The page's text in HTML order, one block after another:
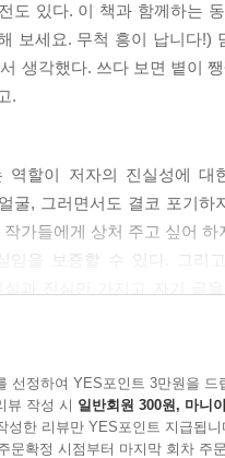
같은 상황을 두고 몇 번이
가 역시 걱정이 많은 사람
고 사람들을 깔깔 웃게 해
김신회 작가가 가만가만 써
것, 익명을 상정하고 썼음에
리는 일은 글을 쓸 때 고려해
야 할지, 더 나아가 그것을
침내 독자들과 나누려 한다.
도 있다. 이 책과 함께하는
보세요. 무척 흥이 납니다
생각했다. 쓰다 보면 볕이
.
역할이 저자의 진실성에
굴, 그러면서도 결코 포기
가들에게 상처 주고 싶어
임을 보증할 수 있다. 그
선정하여 YES포인트 3만원을 드
뷰 작성 시 일반회원 300원, 마니
성한 리뷰만 YES포인트 지급됩니
문확정 시점부터 마지막 회차 주